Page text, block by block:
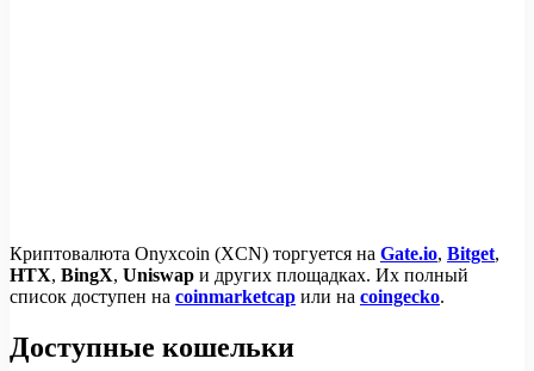
Криптовалюта Onyxcoin (XCN) торгуется на Gate.io, Bitget,
HTX, BingX, Uniswap и других площадках. Их полный
список доступен на coinmarketcap или на coingecko.
Доступные кошельки